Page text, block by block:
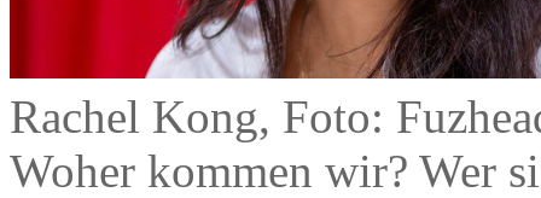
Rachel Kong, Foto:
Woher kommen wir? Wer